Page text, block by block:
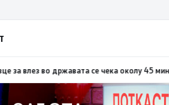
20:23Портокалова фаза утре,